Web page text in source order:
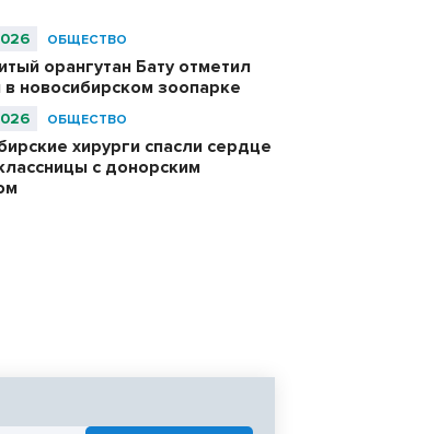
ОБЩЕСТВО
орангутан Бату отметил
новосибирском зоопарке
ОБЩЕСТВО
хирурги спасли сердце
с донорским